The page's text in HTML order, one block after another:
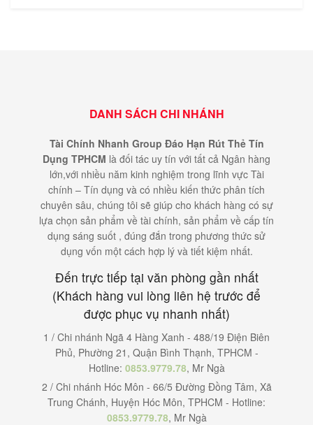
DANH SÁCH CHI NHÁNH
Tài Chính Nhanh Group Đáo Hạn Rút Thẻ Tín
Dụng TPHCM là đối tác uy tín với tất cả Ngân hàng
lớn,với nhiều năm kinh nghiệm trong lĩnh vực Tài
chính – Tín dụng và có nhiều kiến thức phân tích
chuyên sâu, chúng tôi sẽ giúp cho khách hàng có sự
lựa chọn sản phẩm về tài chính, sản phẩm về cấp tín
dụng sáng suốt , đúng đắn trong phương thức sử
dụng vốn một cách hợp lý và tiết kiệm nhất.
Đến trực tiếp tại văn phòng gần nhất
(Khách hàng vui lòng liên hệ trước để
được phục vụ nhanh nhất)
1 / Chi nhánh Ngã 4 Hàng Xanh - 488/19 Điện Biên
Phủ, Phường 21, Quận Bình Thạnh, TPHCM -
Hotline: 0853.9779.78, Mr Ngà
2 / Chi nhánh Hóc Môn - 66/5 Đường Đồng Tâm, Xã
Trung Chánh, Huyện Hóc Môn, TPHCM - Hotline:
0853.9779.78, Mr Ngà